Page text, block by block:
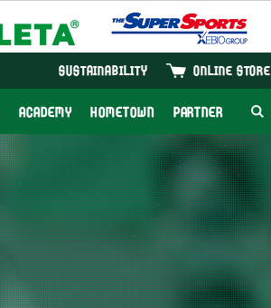
ONLINE STORE
SUSTAINABILITY
ACADEMY HOMETOWN PARTNER